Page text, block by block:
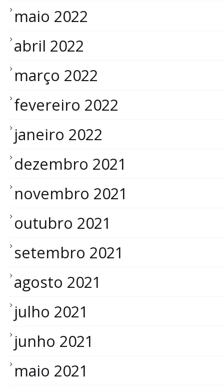
maio 2022
abril 2022
março 2022
fevereiro 2022
janeiro 2022
dezembro 2021
novembro 2021
outubro 2021
setembro 2021
agosto 2021
julho 2021
junho 2021
maio 2021